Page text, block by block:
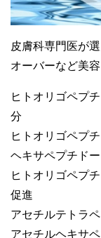
皮膚科専門医が
オーバーなど美
ヒトオリゴペプ
分
ヒトオリゴペ
ヘキサペプチド
ヒトオリゴペプ
促進
アセチルテトラ
アセチルヘキサ